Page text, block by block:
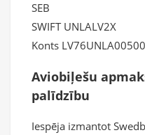
SEB
SWIFT UNLALV2X
Konts
Aviobiļešu
palīdzību
Iespēja izmantot